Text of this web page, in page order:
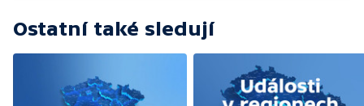
Ostatní také sledují